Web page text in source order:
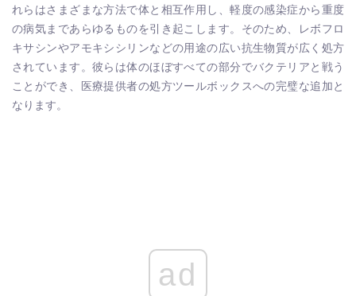
れらはさまざまな方法で体と相互作用し、軽度の感染症から重度
の病気まであらゆるものを引き起こします。そのため、レボフロ
キサシンやアモキシシリンなどの用途の広い抗生物質が広く処方
されています。彼らは体のほぼすべての部分でバクテリアと戦う
ことができ、医療提供者の処方ツールボックスへの完璧な追加と
なります。
ad